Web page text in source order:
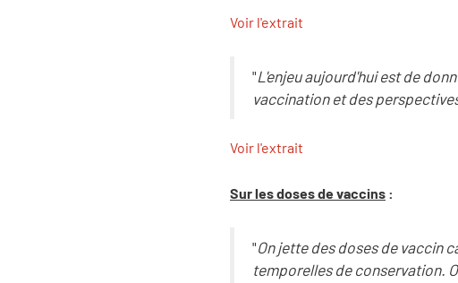
Voir l'extrait
"L'enjeu aujourd'hui est de
vaccination et des
Voir l'extrait
Sur les doses de vaccins :
"On jette des doses de vaccin
temporelles de conservation.